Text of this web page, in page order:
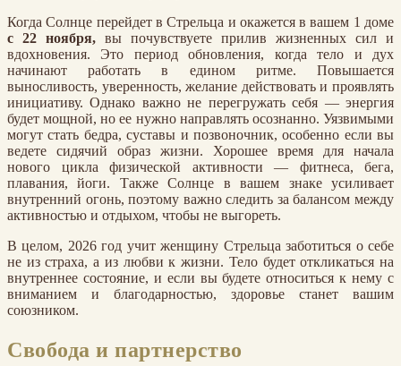
Когда Солнце перейдет в Стрельца и окажется в вашем 1 доме
с 22 ноября, вы почувствуете прилив жизненных сил и
вдохновения. Это период обновления, когда тело и дух
начинают работать в едином ритме. Повышается
выносливость, уверенность, желание действовать и проявлять
инициативу. Однако важно не перегружать себя — энергия
будет мощной, но ее нужно направлять осознанно. Уязвимыми
могут стать бедра, суставы и позвоночник, особенно если вы
ведете сидячий образ жизни. Хорошее время для начала
нового цикла физической активности — фитнеса, бега,
плавания, йоги. Также Солнце в вашем знаке усиливает
внутренний огонь, поэтому важно следить за балансом между
активностью и отдыхом, чтобы не выгореть.
В целом, 2026 год учит женщину Стрельца заботиться о себе
не из страха, а из любви к жизни. Тело будет откликаться на
внутреннее состояние, и если вы будете относиться к нему с
вниманием и благодарностью, здоровье станет вашим
союзником.
Свобода и партнерство